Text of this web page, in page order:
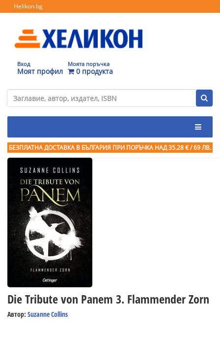
Helikon.bg
Вход
Моят профил
Моята поръчка
0 продукта
БЕЗПЛАТНА ДОСТАВКА В БЪЛГАРИЯ ПРИ ПОРЪЧКА НАД 35.28 € / 69 ЛВ.
Die Tribute von Panem 3. Flammender Zorn
Автор: Suzanne Collins